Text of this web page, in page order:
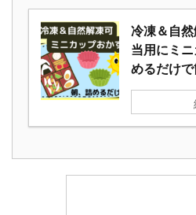
冷凍＆自
当用にミ
めるだけで